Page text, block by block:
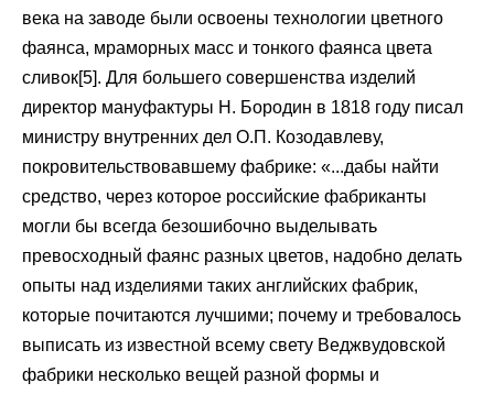
века на заводе были освоены технологии цветного
фаянса, мраморных масс и тонкого фаянса цвета
сливок[5]. Для большего совершенства изделий
директор мануфактуры Н. Бородин в 1818 году писал
министру внутренних дел О.П. Козодавлеву,
покровительствовавшему фабрике: «...дабы найти
средство, через которое российские фабриканты
могли бы всегда безошибочно выделывать
превосходный фаянс разных цветов, надобно делать
опыты над изделиями таких английских фабрик,
которые почитаются лучшими; почему и требовалось
выписать из известной всему свету Веджвудовской
фабрики несколько вещей разной формы и